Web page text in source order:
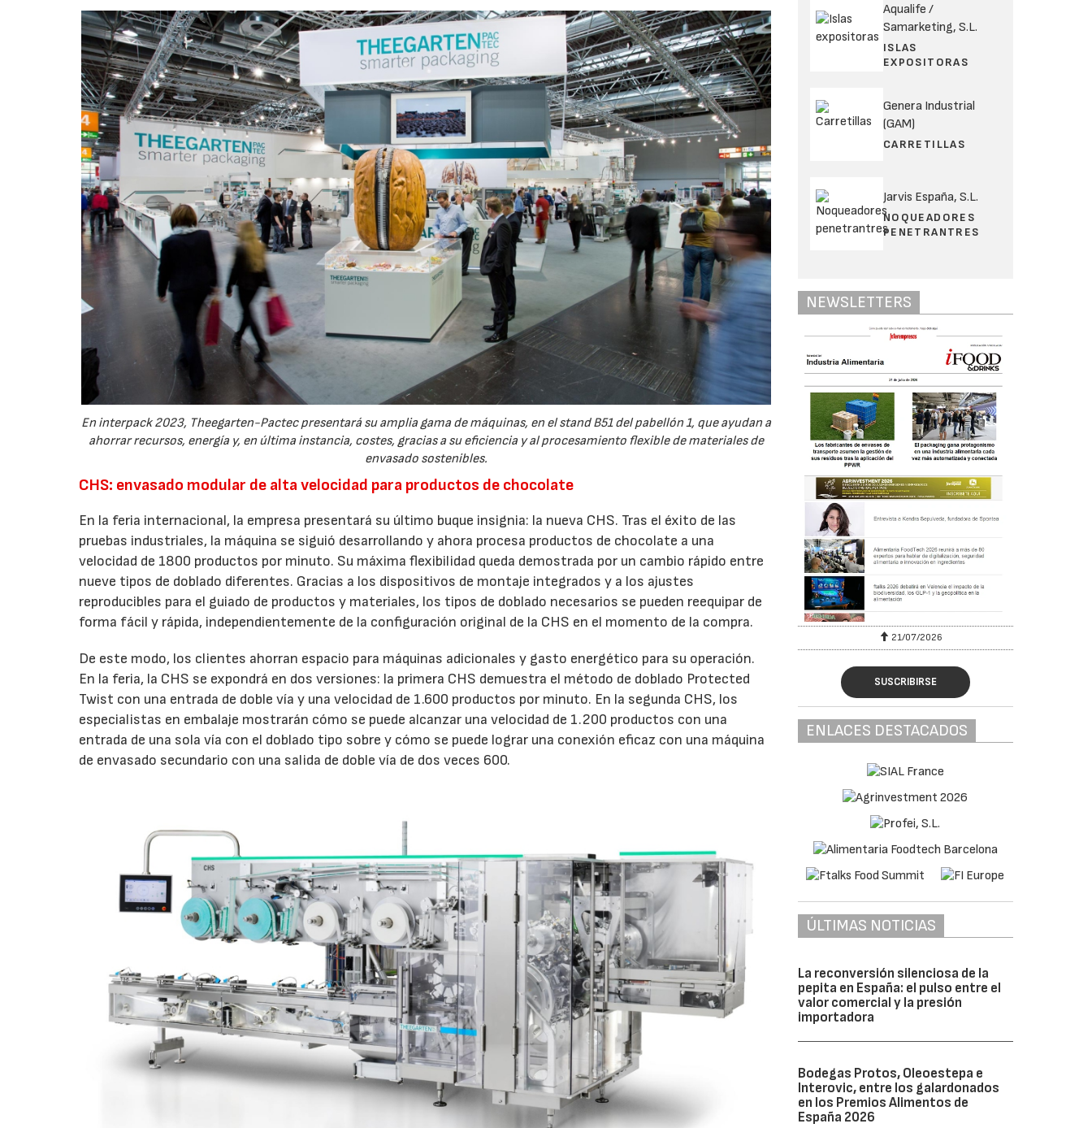
En interpack 2023, Theegarten-Pactec presentará su amplia gama de máquinas, en el stand B51 del pabellón 1, que ayudan a
ahorrar recursos, energía y, en última instancia, costes, gracias a su eficiencia y al procesamiento flexible de materiales de
envasado sostenibles.
CHS: envasado modular de alta velocidad para productos de chocolate
En la feria internacional, la empresa presentará su último buque insignia: la nueva CHS. Tras el éxito de las
pruebas industriales, la máquina se siguió desarrollando y ahora procesa productos de chocolate a una
velocidad de 1800 productos por minuto. Su máxima flexibilidad queda demostrada por un cambio rápido entre
nueve tipos de doblado diferentes. Gracias a los dispositivos de montaje integrados y a los ajustes
reproducibles para el guiado de productos y materiales, los tipos de doblado necesarios se pueden reequipar de
forma fácil y rápida, independientemente de la configuración original de la CHS en el momento de la compra.
De este modo, los clientes ahorran espacio para máquinas adicionales y gasto energético para su operación.
En la feria, la CHS se expondrá en dos versiones: la primera CHS demuestra el método de doblado Protected
Twist con una entrada de doble vía y una velocidad de 1.600 productos por minuto. En la segunda CHS, los
especialistas en embalaje mostrarán cómo se puede alcanzar una velocidad de 1.200 productos con una
entrada de una sola vía con el doblado tipo sobre y cómo se puede lograr una conexión eficaz con una máquina
de envasado secundario con una salida de doble vía de dos veces 600.
Aqualife /
Samarketing, S.L.
ISLAS
EXPOSITORAS
Genera Industrial
(GAM)
CARRETILLAS
Jarvis España, S.L.
NOQUEADORES
PENETRANTRES
NEWSLETTERS
21/07/2026
SUSCRIBIRSE
ENLACES DESTACADOS
ÚLTIMAS NOTICIAS
La reconversión silenciosa de la
pepita en España: el pulso entre el
valor comercial y la presión
importadora
Bodegas Protos, Oleoestepa e
Interovic, entre los galardonados
en los Premios Alimentos de
España 2026